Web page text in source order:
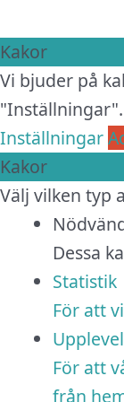
Kakor
Vi bjuder på
"Inställningar".
Inställningar
Kakor
Välj vilken typ
Dessa
Statistik
För att
För att
från